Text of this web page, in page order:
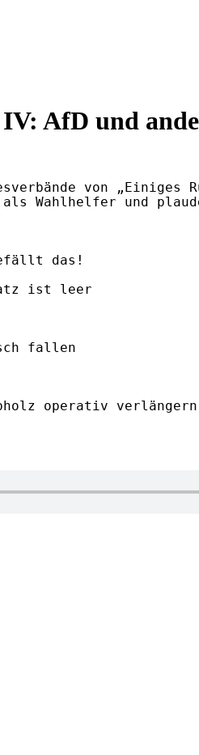
AfD und
von
Wahlhelfer und
das!
ist leer
fallen
operativ verlängern